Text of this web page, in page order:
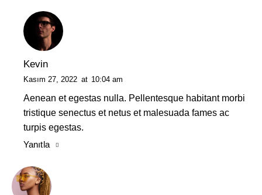
Kevin
Kasım 27, 2022 at 10:04 am
Aenean et egestas nulla. Pellentesque habitant morbi
tristique senectus et netus et malesuada fames ac
turpis egestas.
Yanıtla